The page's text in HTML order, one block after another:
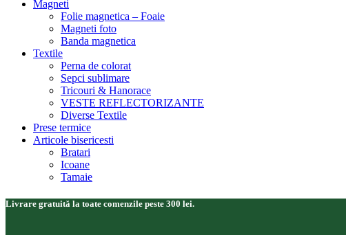
Magneti
Folie magnetica – Foaie
Magneti foto
Banda magnetica
Textile
Perna de colorat
Sepci sublimare
Tricouri & Hanorace
VESTE REFLECTORIZANTE
Diverse Textile
Prese termice
Articole bisericesti
Bratari
Icoane
Tamaie
Livrare gratuită la toate comenzile peste 300 lei.